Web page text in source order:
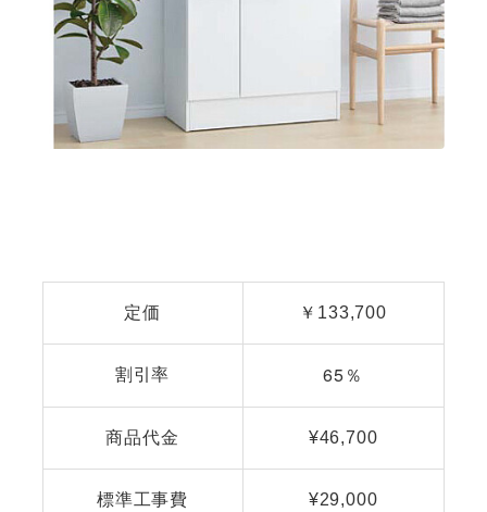
定価 ￥133,700
割引率 65％
商品代金 ¥46,700
標準工事費 ¥29,000